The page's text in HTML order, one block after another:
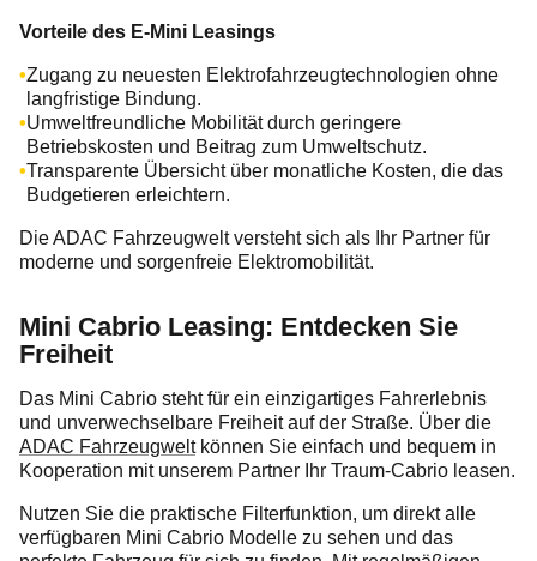
Vorteile des E-Mini Leasings
Zugang zu neuesten Elektrofahrzeugtechnologien ohne
langfristige Bindung.
Umweltfreundliche Mobilität durch geringere
Betriebskosten und Beitrag zum Umweltschutz.
Transparente Übersicht über monatliche Kosten, die das
Budgetieren erleichtern.
Die ADAC Fahrzeugwelt versteht sich als Ihr Partner für
moderne und sorgenfreie Elektromobilität.
Mini Cabrio Leasing: Entdecken Sie
Freiheit
Das Mini Cabrio steht für ein einzigartiges Fahrerlebnis
und unverwechselbare Freiheit auf der Straße. Über die
ADAC Fahrzeugweltkönnen Sie einfach und bequem in
Kooperation mit unserem Partner Ihr Traum-Cabrio leasen.
Nutzen Sie die praktische Filterfunktion, um direkt alle
verfügbaren Mini Cabrio Modelle zu sehen und das